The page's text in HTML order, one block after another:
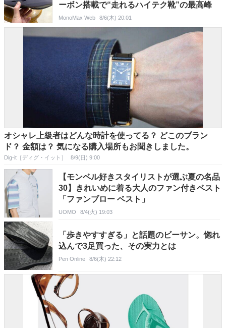
ーボン搭載で“走れるハイテク靴”の最高峰
MonoMax Web 8/6(木) 20:01
オシャレ上級者はどんな時計を使ってる？ どこのブラン
ド？ 金額は？ 気になる購入場所もお聞きしました。
Dig-it［ディグ・イット］ 8/9(日) 9:00
【モンベル好きスタイリストが選ぶ夏の名品
30】きれいめに着る大人のファン付きベスト
「ファンブロー ベスト」
UOMO 8/4(火) 19:03
「歩きやすすぎる」と話題のビーサン。惚れ
込んで3足買った、その実力とは
Pen Online 8/6(木) 22:12